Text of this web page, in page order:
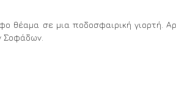
θέαμα σε μια ποδοσφαιρική γιορτή.
Σοφάδων.